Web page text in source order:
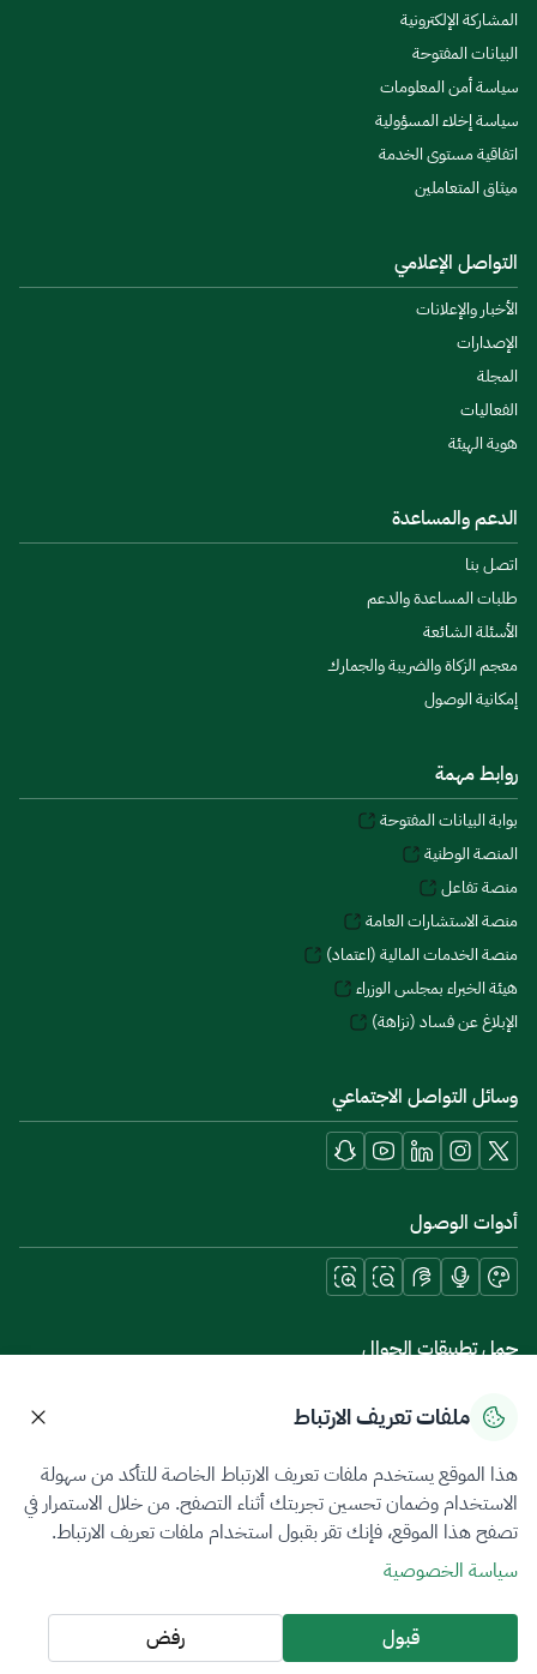
المشاركة الإلكترونية
البيانات المفتوحة
سياسة أمن المعلومات
سياسة إخلاء المسؤولية
اتفاقية مستوى الخدمة
ميثاق المتعاملين
التواصل الإعلامي
الأخبار والإعلانات
الإصدارات
المجلة
الفعاليات
هوية الهيئة
الدعم والمساعدة
اتصل بنا
طلبات المساعدة والدعم
الأسئلة الشائعة
معجم الزكاة والضريبة والجمارك
إمكانية الوصول
روابط مهمة
بوابة البيانات المفتوحة
المنصة الوطنية
منصة تفاعل
منصة الاستشارات العامة
منصة الخدمات المالية (اعتماد)
هيئة الخبراء بمجلس الوزراء
الإبلاغ عن فساد (نزاهة)
وسائل التواصل الاجتماعي
أدوات الوصول
حمل تطبيقات الجوال
سياسة الخصوصيةشروط الاستخدامخريطة الموقع
جميع الحقوق محفوظة 2026 © ZATCA.GOV.SA
تم تطويره وصيانته بواسطة هيئة الزكاة والضريبة والجمارك
آخر تحديث للموقع في
ملفات تعريف الارتباط
هذا الموقع يستخدم ملفات تعريف الارتباط الخاصة للتأكد من سهولة
الاستخدام وضمان تحسين تجربتك أثناء التصفح. من خلال الاستمرار في
تصفح هذا الموقع، فإنك تقر بقبول استخدام ملفات تعريف الارتباط.
سياسة الخصوصية
قبول
رفض